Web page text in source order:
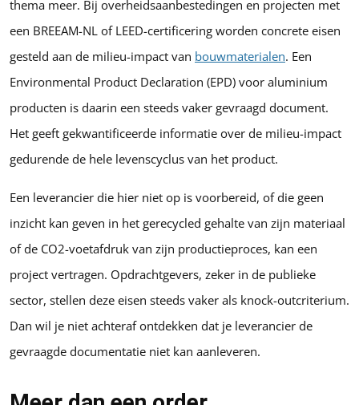
thema meer. Bij overheidsaanbestedingen en projecten met
een BREEAM-NL of LEED-certificering worden concrete eisen
gesteld aan de milieu-impact van bouwmaterialen. Een
Environmental Product Declaration (EPD) voor aluminium
producten is daarin een steeds vaker gevraagd document.
Het geeft gekwantificeerde informatie over de milieu-impact
gedurende de hele levenscyclus van het product.
Een leverancier die hier niet op is voorbereid, of die geen
inzicht kan geven in het gerecycled gehalte van zijn materiaal
of de CO2-voetafdruk van zijn productieproces, kan een
project vertragen. Opdrachtgevers, zeker in de publieke
sector, stellen deze eisen steeds vaker als knock-outcriterium.
Dan wil je niet achteraf ontdekken dat je leverancier de
gevraagde documentatie niet kan aanleveren.